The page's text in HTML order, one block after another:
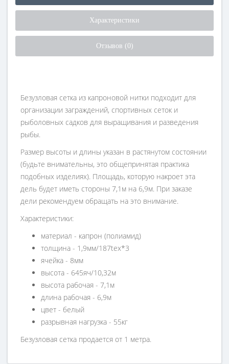
Характеристики
Отзывов (0)
Безузловая сетка из капроновой нитки подходит для
организации заграждений, спортивных сеток и
рыболовных садков для выращивания и разведения
рыбы.
Размер высоты и длины указан в растянутом состоянии
(будьте внимательны, это общепринятая практика
подобных изделиях). Площадь, которую накроет эта
дель будет иметь стороны 7,1м на 6,9м. При заказе
дели рекомендуем обращать на это внимание.
Характеристики:
материал - капрон (полиамид)
толщина - 1,9мм/187tex*3
ячейка - 8мм
высота - 645яч/10,32м
высота рабочая - 7,1м
длина рабочая - 6,9м
цвет - белый
разрывная нагрузка - 55кг
Безузловая сетка продается от 1 метра.